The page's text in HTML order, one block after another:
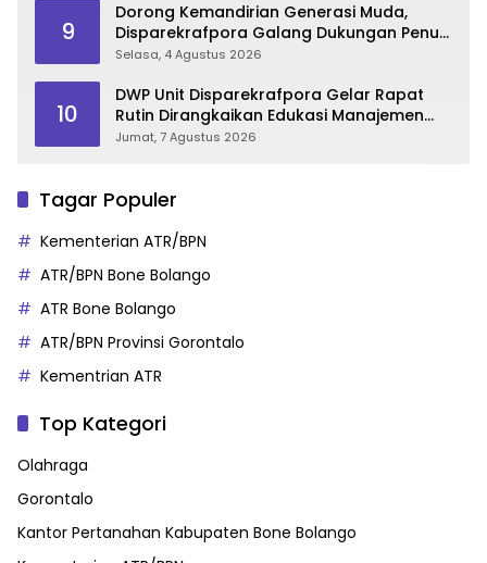
9
Dorong Kemandirian Generasi Muda,
Disparekrafpora Galang Dukungan Penuh
Para Aleg Deprov
Selasa, 4 Agustus 2026
10
DWP Unit Disparekrafpora Gelar Rapat
Rutin Dirangkaikan Edukasi Manajemen
Stres
Jumat, 7 Agustus 2026
Tagar Populer
Kementerian ATR/BPN
ATR/BPN Bone Bolango
ATR Bone Bolango
ATR/BPN Provinsi Gorontalo
Kementrian ATR
Top Kategori
Olahraga
Gorontalo
Kantor Pertanahan Kabupaten Bone Bolango